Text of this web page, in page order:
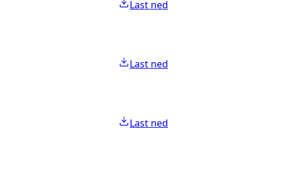
Last ned
Last ned
Last ned